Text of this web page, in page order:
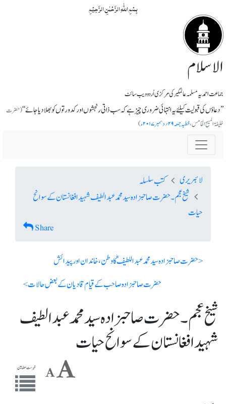
بِسۡمِ اللّٰہِ الرَّحۡمٰنِ الرَّحِیۡمِ
الاسلام
جماعت احمدیہ مسلمہ عالمگیر کی مرکزی اُردو ویب سائٹ
’’دعاؤں کی قبولیت کیلئے یہ انتہائی ضروری چیز ہے کہ سب ذاتی رنجشوں اور کدورتوں کو بھلا دیا جائے‘‘(حضرت
خلیفۃ المسیح الخامس،خطبہ جمعہ ۲۹؍دسمبر ۲۰۱۷ء )
لائبریری
کتب سلسلہ
شیخ عجم ۔ حضرت صاحبزادہ سید محمد عبدالطیف شہید افغانستان کے سوانح
حیات
Share
< حضرت صاحبزادہ سید محمد عبداللطیفؓ کا وطن ، خاندان اور پیدائش
حضرت صاحبزادہ صاحب کے قیام قادیان کے بعض حالات >
شیخ عجم ۔ حضرت صاحبزادہ سید محمد عبدالطیف
شہید افغانستان کے سوانح حیات
فہرست مضامین